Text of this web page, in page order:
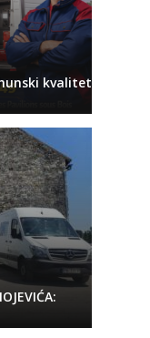
kvalitet